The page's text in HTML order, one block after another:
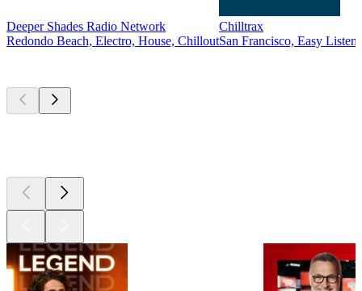
Deeper Shades Radio Network
Redondo Beach, Electro, House, Chillout
Chilltrax
San Francisco, Easy